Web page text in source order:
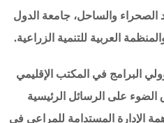
الصحراء والساحل، جامعة الدول
العربية للتنمية الزراعية.
البرامج في المكتب الإقليمي
الضوء على الرسائل الرئيسية
الإدارة المستدامة للمراعي في